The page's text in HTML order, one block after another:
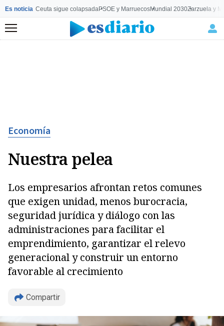
Es noticia Ceuta sigue colapsadaPSOE y MarruecosMundial 2030Zarzuela y
Menú
Economía
Nuestra pelea
Los empresarios afrontan retos comunes
que exigen unidad, menos burocracia,
seguridad jurídica y diálogo con las
administraciones para facilitar el
emprendimiento, garantizar el relevo
generacional y construir un entorno
favorable al crecimiento
Compartir